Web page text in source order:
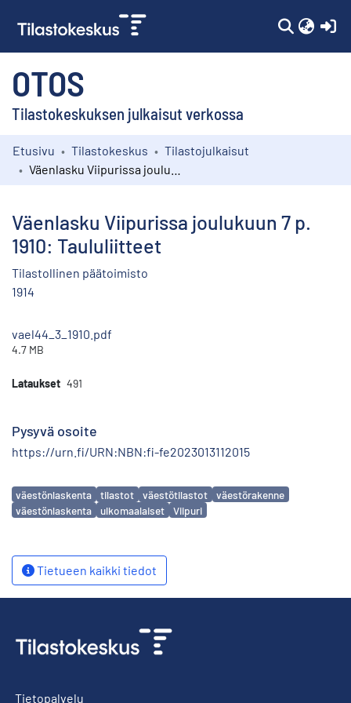
OTOS
Tilastokeskuksen julkaisut verkossa
Kokoelmat
Etusivu Tilastokeskus
Tilastojulkaisut
Väenlasku Viipurissa joulukuun 7 p.
1910: Taululiitteet
Tilastollinen päätoimisto
1914
vael44_3_1910.pdf
4.7 MB
Lataukset 491
Pysyvä osoite
https://urn.fi/URN:NBN:fi-fe2023013112015
Avainsanat
väestönlaskenta tilastot väestötilastot
väestörakenne
väestönlaskenta
ulkomaalaiset Viipuri
Tietueen kaikki tiedot
Tietopalvelu